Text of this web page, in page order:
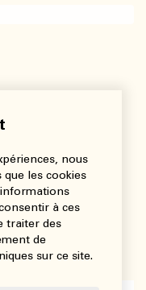
nous
les cookies
à ces
traiter des
de
sur ce site.
communications,